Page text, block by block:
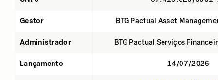
Gestor BTG Pactual Asset
Administrador BTG Pactual Serviços
Lançamento 14/07/2026